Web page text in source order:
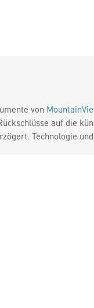
von
auf die
Technologie